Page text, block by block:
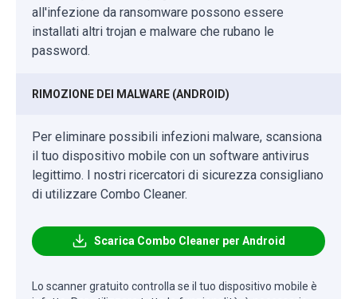
all'infezione da ransomware possono essere
installati altri trojan e malware che rubano le
password.
RIMOZIONE DEI MALWARE (ANDROID)
Per eliminare possibili infezioni malware, scansiona
il tuo dispositivo mobile con un software antivirus
legittimo. I nostri ricercatori di sicurezza consigliano
di utilizzare Combo Cleaner.
Scarica Combo Cleaner per Android
Lo scanner gratuito controlla se il tuo dispositivo mobile è